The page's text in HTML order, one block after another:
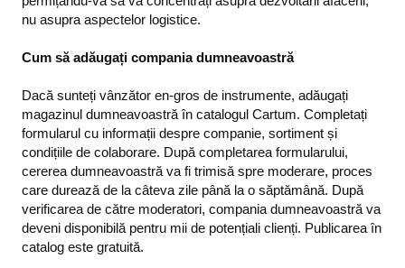
nu asupra aspectelor logistice.
Cum să adăugați compania dumneavoastră
Dacă sunteți vânzător en-gros de instrumente, adăugați
magazinul dumneavoastră în catalogul Cartum. Completați
formularul cu informații despre companie, sortiment și
condițiile de colaborare. După completarea formularului,
cererea dumneavoastră va fi trimisă spre moderare, proces
care durează de la câteva zile până la o săptămână. După
verificarea de către moderatori, compania dumneavoastră va
deveni disponibilă pentru mii de potențiali clienți. Publicarea în
catalog este gratuită.